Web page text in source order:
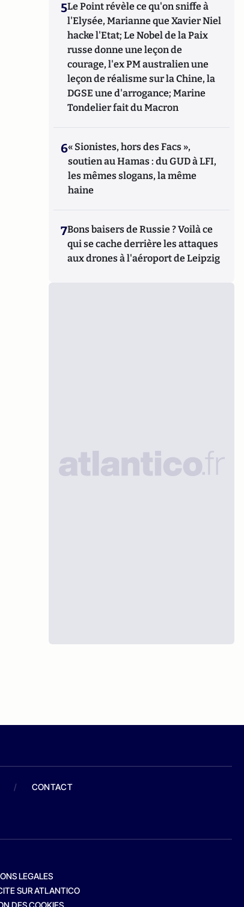
5Le Point révèle ce qu'on sniffe à
l'Elysée, Marianne que Xavier Niel
hacke l'Etat; Le Nobel de la Paix
russe donne une leçon de
courage, l'ex PM australien une
leçon de réalisme sur la Chine, la
DGSE une d'arrogance; Marine
Tondelier fait du Macron
6« Sionistes, hors des Facs »,
soutien au Hamas : du GUD à LFI,
les mêmes slogans, la même
haine
7Bons baisers de Russie ? Voilà ce
qui se cache derrière les attaques
aux drones à l'aéroport de Leipzig
/ CONTACT
LEGALES
SUR ATLANTICO
DES COOKIES